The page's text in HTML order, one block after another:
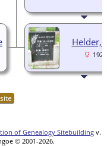
Helder,
of Genealogy Sitebuilding v.
© 2001-2026.